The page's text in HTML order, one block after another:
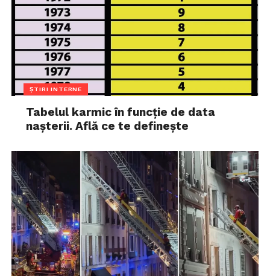
ȘTIRI INTERNE
Tabelul karmic în funcție de data
nașterii. Află ce te definește